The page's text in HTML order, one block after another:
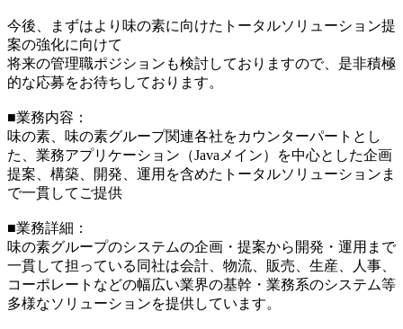
今後、まずはより味の素に向けたトータルソリューション提
案の強化に向けて
将来の管理職ポジションも検討しておりますので、是非積極
的な応募をお待ちしております。
■業務内容：
味の素、味の素グループ関連各社をカウンターパートとし
た、業務アプリケーション（Javaメイン）を中心とした企画
提案、構築、開発、運用を含めたトータルソリューションま
で一貫してご提供
■業務詳細：
味の素グループのシステムの企画・提案から開発・運用まで
一貫して担っている同社は会計、物流、販売、生産、人事、
コーポレートなどの幅広い業界の基幹・業務系のシステム等
多様なソリューションを提供しています。